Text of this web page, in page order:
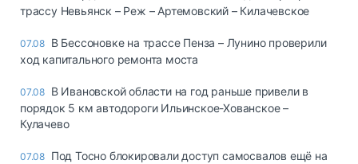
трассу Невьянск – Реж – Артемовский – Килачевское
07.08 В Бессоновке на трассе Пенза – Лунино проверили
ход капитального ремонта моста
07.08 В Ивановской области на год раньше привели в
порядок 5 км автодороги Ильинское-Хованское –
Кулачево
07.08 Под Тосно блокировали доступ самосвалов ещё на